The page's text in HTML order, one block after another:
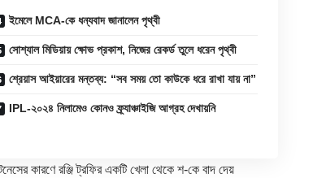
ইমেলে MCA-কে ধন্যবাদ জানালেন পৃথ্বী
সোশ্যাল মিডিয়ায় ক্ষোভ প্রকাশ, নিজের রেকর্ড তুলে ধরেন পৃথ্বী
শ্রেয়াস আইয়ারের মন্তব্য: “সব সময় তো কাউকে ধরে রাখা যায় না”
IPL-২০২৪ নিলামেও কোনও ফ্র্যাঞ্চাইজি আগ্রহ দেখায়নি
কারণে রঞ্জি ট্রফির একটি খেলা থেকে শ-কে বাদ দেয়